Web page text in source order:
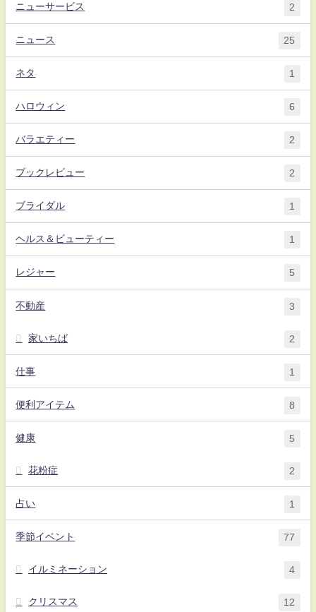
ニューサービス 2
ニュース 25
ネタ 1
ハロウィン 6
バラエティー 2
ブックレビュー 2
ブライダル 1
ヘルス＆ビューティー 1
レジャー 5
不動産 3
家いちば 2
仕事 1
便利アイテム 8
健康 5
花粉症 2
占い 1
季節イベント 77
イルミネーション 4
クリスマス 12